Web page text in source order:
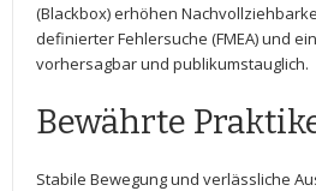
(Blackbox) erhöhen
definierter Fehlersuche (FMEA) und
⁤vorhersagbar und publikumstauglich.
Bewährte
Stabile ⁤Bewegung und verlässliche